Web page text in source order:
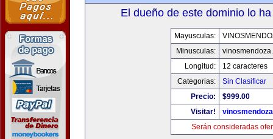
El dueño de este dominio lo
Mayusculas:
Minusculas:
Longitud:
12 caracteres
Categorias:
Sin Clasificar
Precio:
$999.00
Visitar!
Serán consideradas